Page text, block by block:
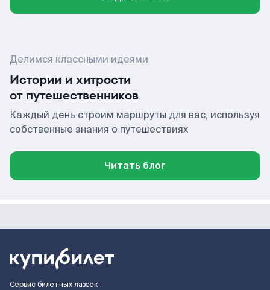
Делимся классными идеями
Истории и хитрости
от путешественников
Каждый день строим маршруты для вас, используя
собственные знания о путешествиях
Читать блог
Сервис билетных лазеек